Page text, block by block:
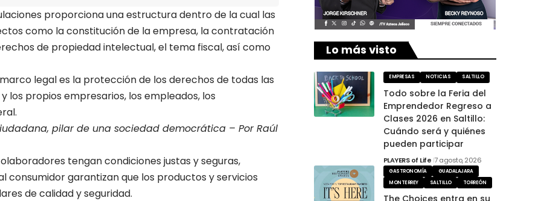
proporciona una estructura dentro de la cual las
como la constitución de la empresa, la contratación
de propiedad intelectual, el tema fiscal, así como
legal es la protección de los derechos de todas las
los propios empresarios, los empleados, los
pilar de una sociedad democrática – Por Raúl
tengan condiciones justas y seguras,
consumidor garantizan que los productos y servicios
de calidad y seguridad.
Lo más visto
EMPRESAS NOTICIAS SALTILLO
Todo sobre la Feria del
Emprendedor Regreso a
Clases 2026 en Saltillo:
Cuándo será y quiénes
pueden participar
PLAYERS of Life 7 agosto, 2026
GASTRONOMÍA
GUADALAJARA
MONTERREY
SALTILLO TORREÓN